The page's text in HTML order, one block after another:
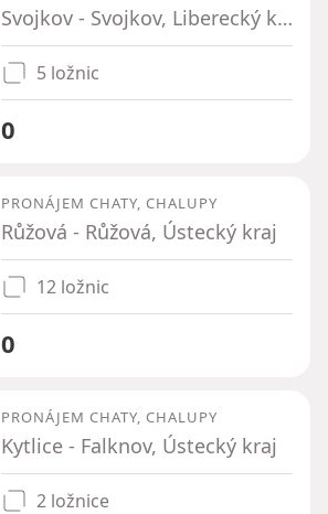
Svojkov - Svojkov, Liberecký kraj
5 ložnic
0
PRONÁJEM CHATY, CHALUPY
Růžová - Růžová, Ústecký kraj
12 ložnic
0
PRONÁJEM CHATY, CHALUPY
Kytlice - Falknov, Ústecký kraj
2 ložnice